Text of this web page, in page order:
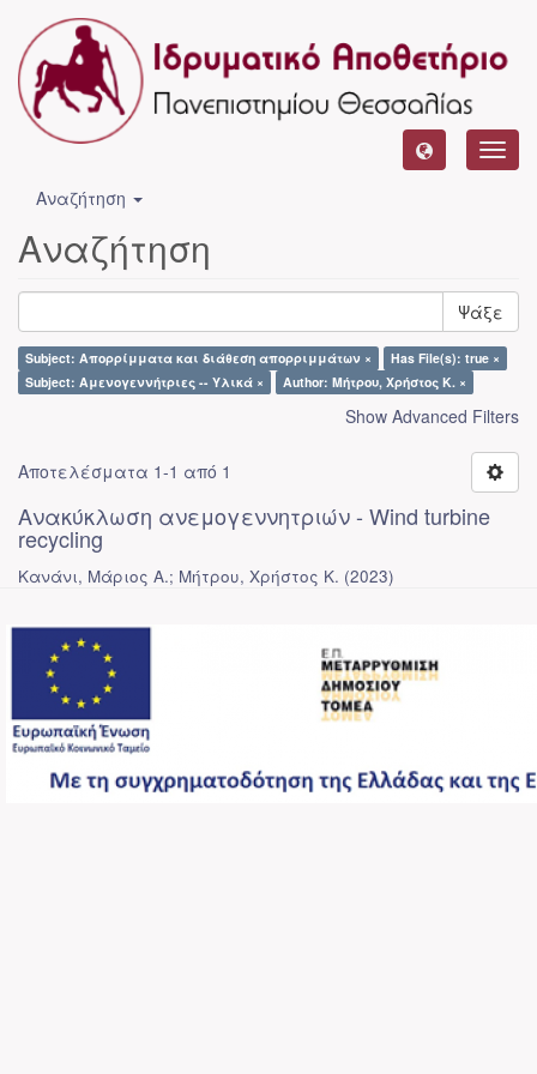
Αναζήτηση
Αναζήτηση
Ψάξε
Subject: Απορρίμματα και διάθεση απορριμμάτων ×
Has File(s): true ×
Subject: Αμενογεννήτριες -- Υλικά ×
Author: Μήτρου, Χρήστος Κ. ×
Show Advanced Filters
Αποτελέσματα 1-1 από 1
Ανακύκλωση ανεμογεννητριών - Wind turbine
recycling
Κανάνι, Μάριος Α.; Μήτρου, Χρήστος Κ. (2023)